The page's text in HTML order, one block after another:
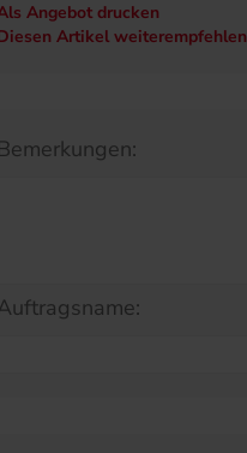
Angebot drucken
Artikel weiterempfehlen
Bemerkungen: